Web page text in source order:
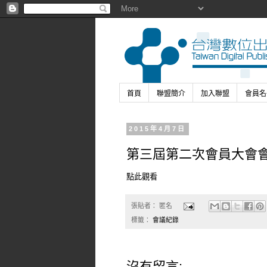
首頁 聯盟簡介 加入聯盟 會員
2015年4月7日
第三屆第二次會員大會
點此觀看
張貼者： 匿名
標籤： 會議紀錄